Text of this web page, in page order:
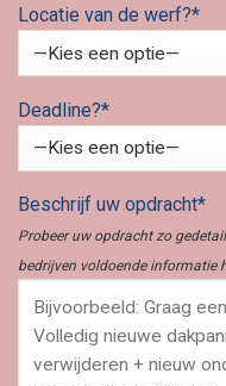
Locatie van de werf?*
Deadline?*
Beschrijf uw opdracht*
Probeer uw opdracht zo
bedrijven voldoende informatie